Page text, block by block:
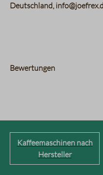
Deutschland,
Bewertungen
Kaffeemaschinen nach
Hersteller